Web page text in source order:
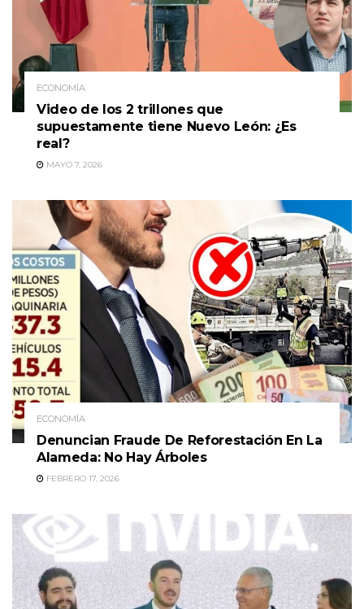
ECONOMÍA
Video de los 2 trillones que
supuestamente tiene Nuevo León: ¿Es
real?
MAYO 7, 2026
ECONOMÍA
Denuncian Fraude De Reforestación En La
Alameda: No Hay Árboles
FEBRERO 17, 2026